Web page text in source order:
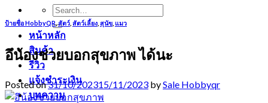
Search
for:
หน้าหลัก
สินค้า
รีวิว
แจ้งชำระเงิน
บทความ
ป้ายชื่อ HobbyQR,สัตว์ สัตว์เลี้ยง สุนัข แมว
อึน้องช่วยบอกสุขภาพ ได้นะ
Posted on31/10/202315/11/2023 bySale Hobbyqr